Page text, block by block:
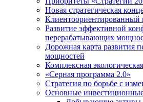
Новая стратегическая
Клиентоориентированный
Развитие эффективной
перерабатывающих
Дорожная карта развития
мощностей
Комплексная
«Серная программа 2.0»
Стратегия по борьбе с
Основные